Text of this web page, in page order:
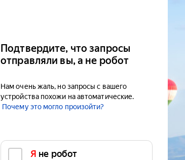
Подтвердите, что запросы
отправляли вы, а не робот
Нам очень жаль, но запросы с вашего
устройства похожи на автоматические.
Почему это могло произойти?
Я не робот